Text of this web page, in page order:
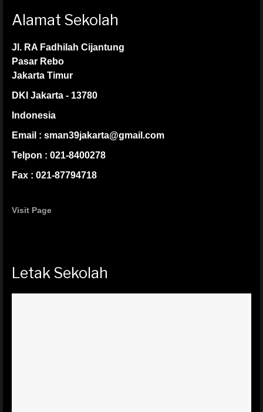
Alamat Sekolah
Jl. RA Fadhilah Cijantung
Pasar Rebo
Jakarta Timur
DKI Jakarta - 13780
Indonesia
Email : sman39jakarta@gmail.com
Telpon : 021-8400278
Fax : 021-87794718
Visit Page
Letak Sekolah